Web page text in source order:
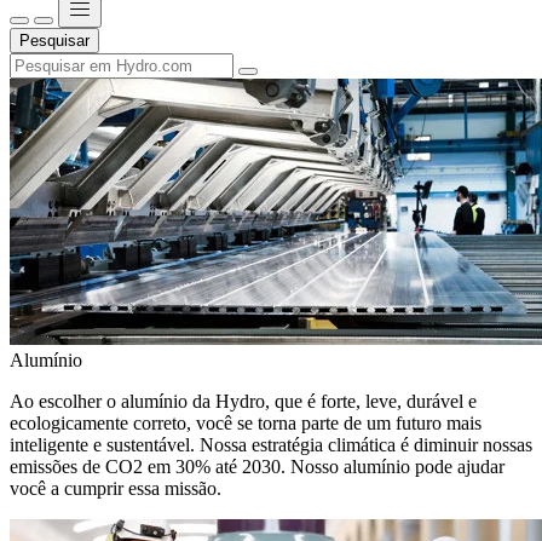
Pesquisar
Alumínio
Ao escolher o alumínio da Hydro, que é forte, leve, durável e
ecologicamente correto, você se torna parte de um futuro mais
inteligente e sustentável. Nossa estratégia climática é diminuir nossas
emissões de CO2 em 30% até 2030. Nosso alumínio pode ajudar
você a cumprir essa missão.